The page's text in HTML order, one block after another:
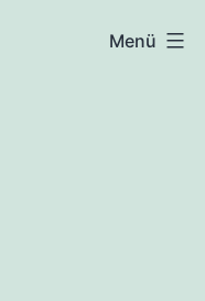
Menü